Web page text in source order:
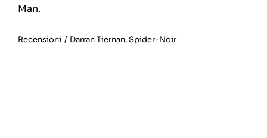
Man.
Recensioni / Darran Tiernan,Spider-Noir